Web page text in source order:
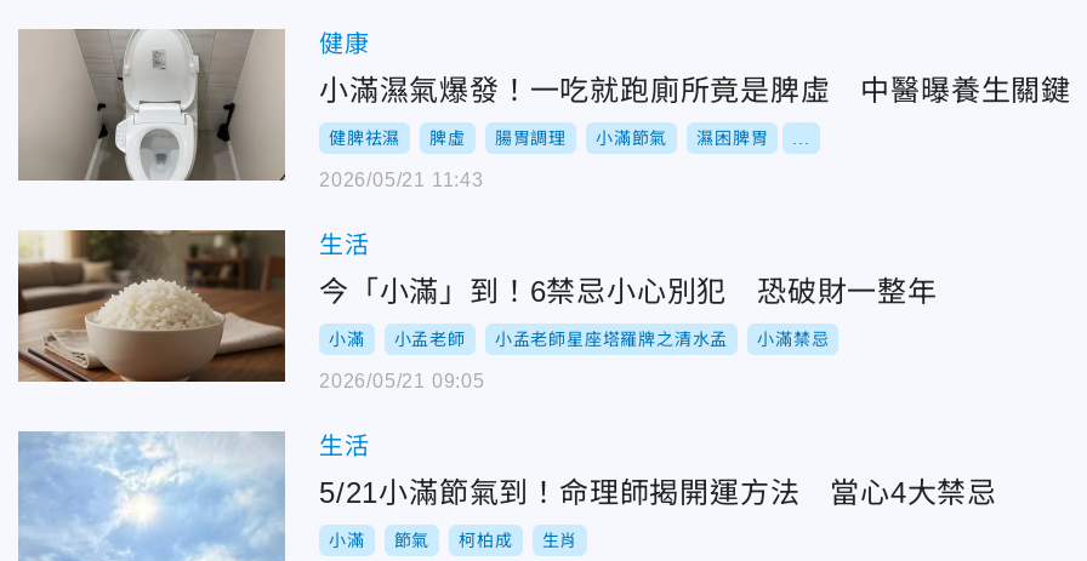
健康
小滿濕氣爆發！一吃就跑廁所竟是脾虛 中醫曝養生關鍵
健脾祛濕 脾虛 腸胃調理 小滿節氣 濕困脾胃
2026/05/21 11:43
生活
今「小滿」到！6禁忌小心別犯 恐破財一整年
小滿 小孟老師 小孟老師星座塔羅牌之清水孟 小滿禁忌
2026/05/21 09:05
生活
5/21小滿節氣到！命理師揭開運方法 當心4大禁忌
小滿 節氣 柯柏成 生肖